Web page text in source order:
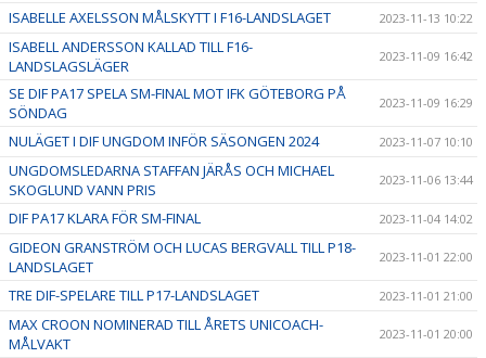
ISABELLE AXELSSON MÅLSKYTT I F16-LANDSLAGET 2023-11-13 10:22
ISABELL ANDERSSON KALLAD TILL F16-
LANDSLAGSLÄGER
2023-11-09 16:42
SE DIF PA17 SPELA SM-FINAL MOT IFK GÖTEBORG PÅ
SÖNDAG
2023-11-09 16:29
NULÄGET I DIF UNGDOM INFÖR SÄSONGEN 2024 2023-11-07 10:10
UNGDOMSLEDARNA STAFFAN JÄRÅS OCH MICHAEL
SKOGLUND VANN PRIS
2023-11-06 13:44
DIF PA17 KLARA FÖR SM-FINAL 2023-11-04 14:02
GIDEON GRANSTRÖM OCH LUCAS BERGVALL TILL P18-
LANDSLAGET
2023-11-01 22:00
TRE DIF-SPELARE TILL P17-LANDSLAGET 2023-11-01 21:00
MAX CROON NOMINERAD TILL ÅRETS UNICOACH-
MÅLVAKT
2023-11-01 20:00